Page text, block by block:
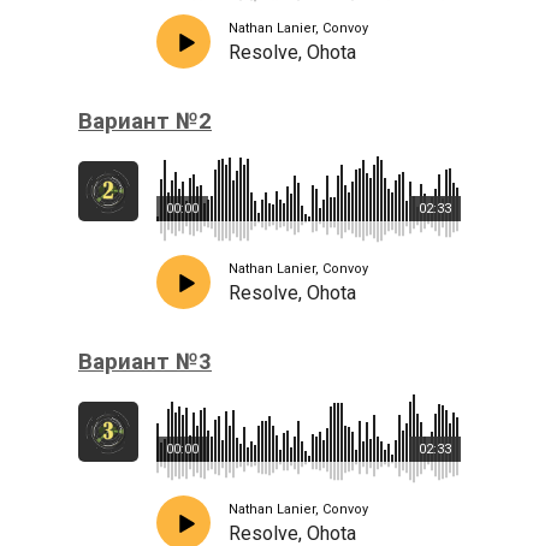
Nathan Lanier, Convoy
Resolve, Ohota
Вариант №2
02:33
00:00
Nathan Lanier, Convoy
Resolve, Ohota
Вариант №3
02:33
00:00
Nathan Lanier, Convoy
Resolve, Ohota